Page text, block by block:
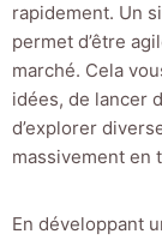
rapidement. Un
permet d’être
marché. Cela
idées, de lancer
d’explorer
massivement en
En développant